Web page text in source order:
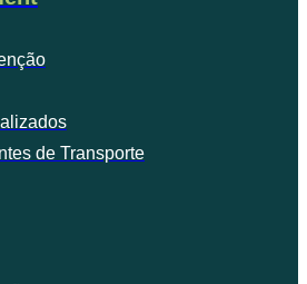
de Transporte